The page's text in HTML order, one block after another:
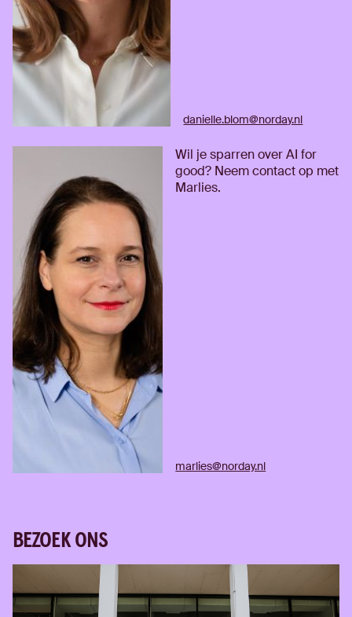
danielle.blom@norday.nl
Wil je sparren over AI for
good? Neem contact op met
Marlies.
marlies@norday.nl
BEZOEK ONS